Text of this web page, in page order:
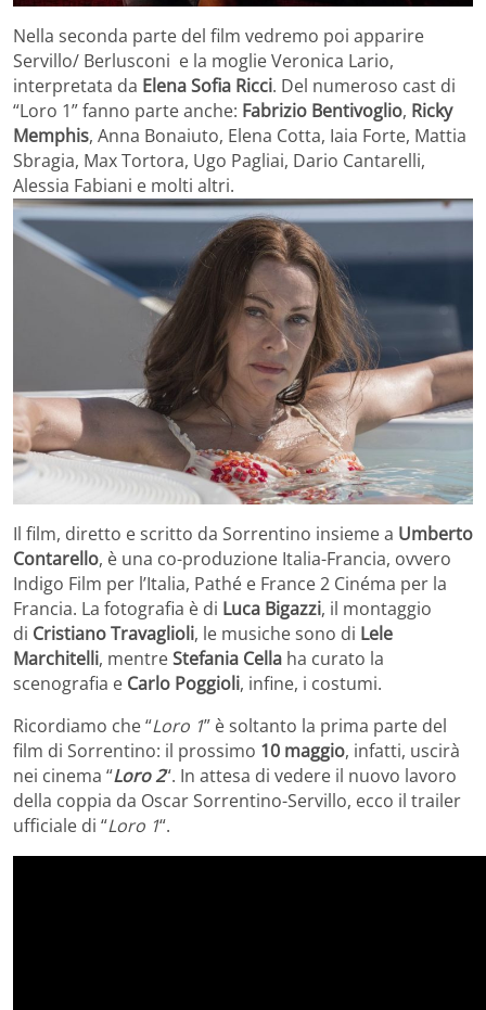
Nella seconda parte del film vedremo poi apparire
Servillo/ Berlusconi e la moglie Veronica Lario,
interpretata da Elena Sofia Ricci. Del numeroso cast di
“Loro 1” fanno parte anche: Fabrizio Bentivoglio, Ricky
Memphis, Anna Bonaiuto, Elena Cotta, Iaia Forte, Mattia
Sbragia, Max Tortora, Ugo Pagliai, Dario Cantarelli,
Alessia Fabiani e molti altri.
Il film, diretto e scritto da Sorrentino insieme a Umberto
Contarello, è una co-produzione Italia-Francia, ovvero
Indigo Film per l’Italia, Pathé e France 2 Cinéma per la
Francia. La fotografia è di Luca Bigazzi, il montaggio
di Cristiano Travaglioli, le musiche sono di Lele
Marchitelli, mentreStefania Cella ha curato la
scenografia e Carlo Poggioli, infine, i costumi.
Ricordiamo che “Loro 1” è soltanto la prima parte del
film di Sorrentino: il prossimo 10 maggio, infatti, uscirà
nei cinema “Loro 2“. In attesa di vedere il nuovo lavoro
della coppia da Oscar Sorrentino-Servillo, ecco il trailer
ufficiale di “Loro 1“.